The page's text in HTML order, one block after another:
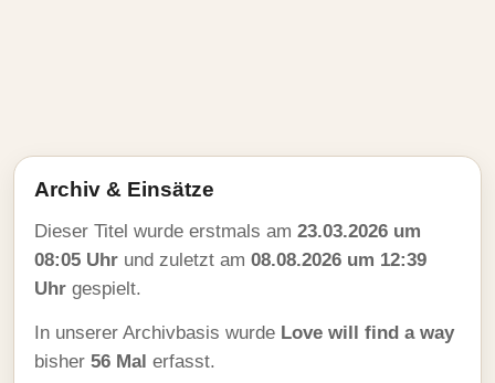
Archiv & Einsätze
Dieser Titel wurde erstmals am 23.03.2026 um
08:05 Uhr und zuletzt am 08.08.2026 um 12:39
Uhr gespielt.
In unserer Archivbasis wurde Love will find a way
bisher 56 Mal erfasst.